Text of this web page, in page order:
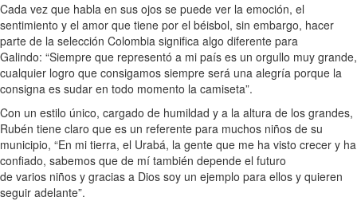
Cada vez que habla en sus ojos se puede ver la emoción, el
sentimiento y el amor que tiene por el béisbol, sin embargo, hacer
parte de la selección Colombia significa algo diferente para
Galindo: “Siempre que representó a mi país es un orgullo muy grande,
cualquier logro que consigamos siempre será una alegría porque la
consigna es sudar en todo momento la camiseta”.
Con un estilo único, cargado de humildad y a la altura de los grandes,
Rubén tiene claro que es un referente para muchos niños de su
municipio, “En mi tierra, el Urabá, la gente que me ha visto crecer y ha
confiado, sabemos que de mí también depende el futuro
de varios niños y gracias a Dios soy un ejemplo para ellos y quieren
seguir adelante”.